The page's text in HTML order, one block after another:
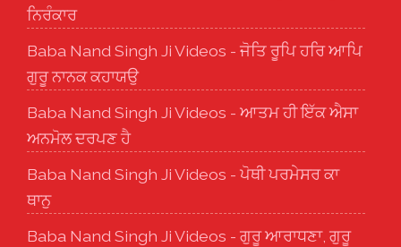
ਨਿਰੰਕਾਰ
Baba Nand Singh Ji Videos - ਜੋਤਿ ਰੂਪਿ ਹਰਿ ਆਪਿ
ਗੁਰੂ ਨਾਨਕ ਕਹਾਯਉ
Baba Nand Singh Ji Videos - ਆਤਮ ਹੀ ਇੱਕ ਐਸਾ
ਅਨਮੋਲ ਦਰਪਣ ਹੈ
Baba Nand Singh Ji Videos - ਪੋਥੀ ਪਰਮੇਸਰ ਕਾ
ਥਾਨੁ
Baba Nand Singh Ji Videos - ਗੁਰੂ ਆਰਾਧਣਾ, ਗੁਰੂ